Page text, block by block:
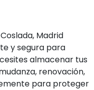
Madrid
y segura para
almacenar tus
renovación,
para proteger